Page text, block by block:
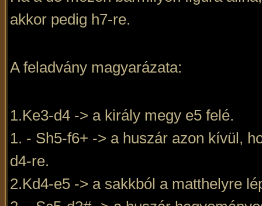
akkor pedig h7-re.
A feladvány magyarázata:
1.Ke3-d4 -> a király megy e5 felé.
1. - Sh5-f6+ -> a huszár azon kívül,
d4-re.
2.Kd4-e5 -> a sakkból a matthelyre